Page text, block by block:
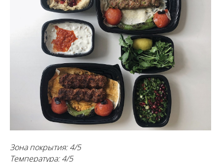
Зона покрытия: 4/5
Температура: 4/5